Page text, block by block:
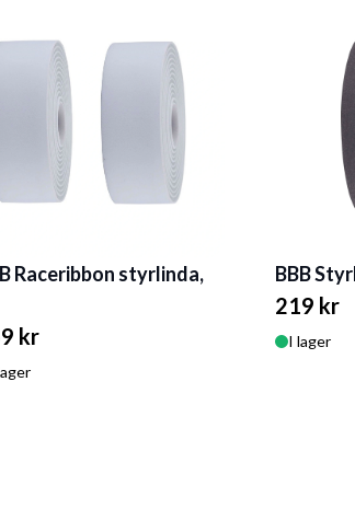
Raceribbon styrlinda,
kr
BBB
219 kr
I lager